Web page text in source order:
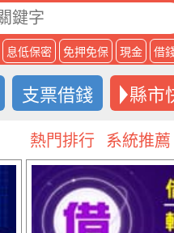
息低保密 免押免保 現金 借
支票借錢 縣市
熱門排行 系統推薦